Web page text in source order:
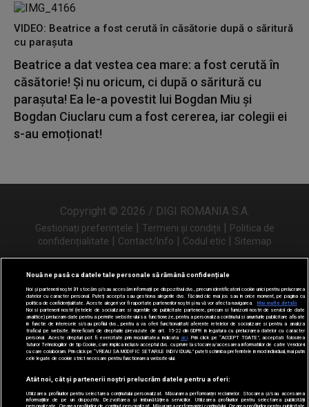
VIDEO: Beatrice a fost cerută în căsătorie după o săritură
cu parașuta
Beatrice a dat vestea cea mare: a fost cerută în
căsătorie! Și nu oricum, ci după o săritură cu
parașuta! Ea le-a povestit lui Bogdan Miu și
Bogdan Ciuclaru cum a fost cererea, iar colegii ei
s-au emoționat!
Copyright © 2026 / DIGI ROMANIA S.A.
Gestionați preferințele | Termeni și condiții | Politica de
confidențialitate | Contact/Info | Codul etic | Sitemap
Urmărește-ne și pe
Nouă ne pasă ca datele tale personale să rămână confidențiale
Noi și partenerii noștri31 stocăm și/sau accesăm informații pe dispozitivul dvs., precum identificatorii cookie unici pentru prelucrarea
datelor cu caracter personal. Puteți accepta sau gestiona alegerile dvs. făcând clic mai jos sau în orice moment, pe pagina cu
politica de confidențialitate. Aceste alegeri vor fi raportate partenerilor noștri și nu vă vor afecta navigarea.
Mai multe detalii
Noi si partenerii nostri (retelele de socializare si agentiile de publicitate partenere, precum si furnizorii nostri de servicii de date
analitice) prelucram date pentru a permite website-ului sa functioneze, pentru a personaliza continutul si anunturile publicitare afisate
in functie de interesele si/sau profilul dvs., pentru a va oferi functionalitati aferente retelelor de socializare si pentru a analiza
traficul pe website. Beneficiati de drepturile prevazute de art. 15-22 din GDPR in legatura cu prelucrarea datelor cu caracter
personal. Aceste drepturi pot fi exercitate prin modalitatea indicata aici. Prin click pe “ACCEPT TOATE”, acceptati folosirea
tuturor Tehnologiilor de tip Cookie, care implica inclusiv acceptul dvs. cu privire la stocarea/accesarea informatiilor de catre Vendor-ii
cu care colaboram. Prin click pe “VREAU SA MODIFIC SETARILE INDIVIDUAL” puteti schimba preferintele in mod individual, mai putin
cele legate de cookie strict necesare pentru functionarea website-ului.
Atât noi, cât și partenerii noștri prelucrăm datele pentru a oferi:
Utilizarea profilurilor pentru selectarea conținutului personalizat. Măsurarea performanței reclamelor. Stocarea și/sau accesarea
informațiilor de pe un dispozitiv. Dezvoltarea și îmbunătățirea serviciilor. Utilizarea profilurilor pentru selectarea publicității